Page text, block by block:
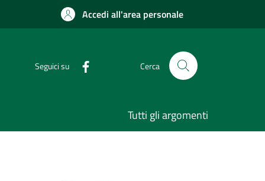
Accedi all'area personale
Seguici su Cerca
Tutti gli argomenti